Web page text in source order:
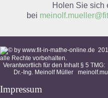
Holen Sie sich
bei
alle Rechte vorbehalten.
Verantwortlich für den Inhalt § 5 TMG:
Dr.-Ing. Meinolf Müller
Impressum